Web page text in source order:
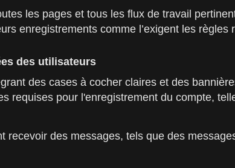
les pages et tous les flux de travail
enregistrements comme l’exigent les règles
des utilisateurs
des cases à cocher claires et des
requises pour l'enregistrement du compte,
des messages, tels que des